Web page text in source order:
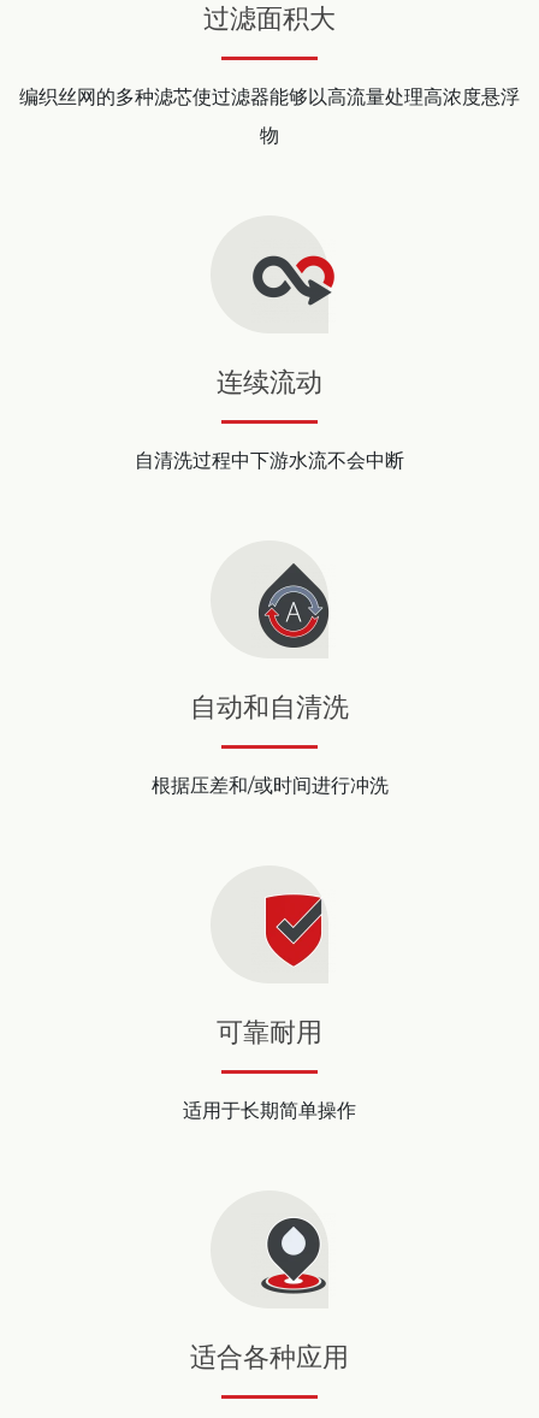
过滤面积大
编织丝网的多种滤芯使过滤器能够以高流量处理高浓度悬浮
物
连续流动
自清洗过程中下游水流不会中断
自动和自清洗
根据压差和/或时间进行冲洗
可靠耐用
适用于长期简单操作
适合各种应用